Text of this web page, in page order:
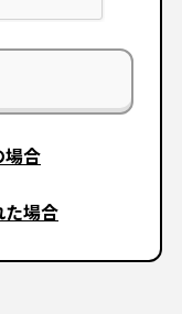
場合
た場合